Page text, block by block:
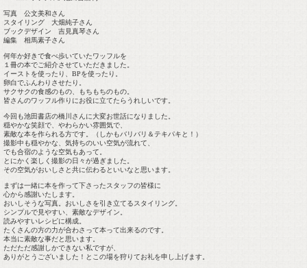
写真 公文美和さん
スタイリング 大畑純子さん
ブックデザイン 吉見真琴さん
編集 相馬素子さん
何年か好きで食べ歩いていたワッフルを
１冊の本でご紹介させていただきました。
イーストを使ったり、BPを使ったり。
卵白でふんわりさせたり。
サクサクの食感のもの、もちもちのもの。
皆さんのワッフル作りにお役に立てたらうれしいです。
今回も池田書店の橋川さんに大変お世話になりました。
穏やかな笑顔で、やわらかい雰囲気で、
素敵な本を作られる方です。（しかもバリバリ＆テキパキと！）
撮影中も穏やかな、気持ちのいい空気が流れて、
でも合宿のような空気もあって。
とにかく楽しく撮影の日々が過ぎました。
その空気がおいしさと共に伝わるといいなと思います。
まずは一緒に本を作って下さったスタッフの皆様に
心から感謝いたします。
おいしそうな写真。おいしさを引き立てるスタイリング。
シンプルで見やすい、素敵なデザイン。
読みやすいレシピに構成。
たくさんの方の力が合わさって本って出来るのです。
本当に素敵な事だと思います。
ただただ感謝しかできない私ですが、
ありがとうございました！とこの場を狩りてお礼を申し上げます。